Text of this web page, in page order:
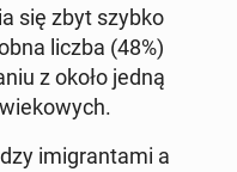
się zbyt szybko
liczba (48%)
z około jedną
imi­gran­ta­mi a